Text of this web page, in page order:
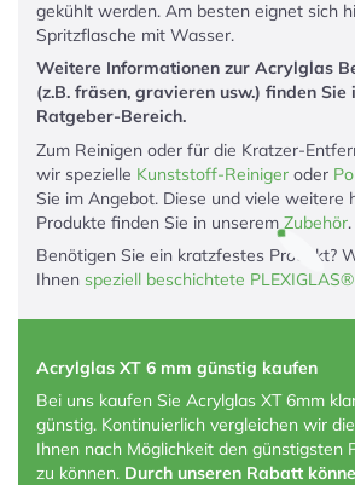
gekühlt werden. Am besten eignet sich
Spritzflasche mit Wasser.
Weitere Informationen zur Acrylglas
(z.B. fräsen, gravieren usw.) finden Sie
Ratgeber-Bereich.
Zum Reinigen oder für die Kratzer-
wir spezielle Kunststoff-Reiniger oder
Sie im Angebot. Diese und viele weitere
Produkte finden Sie in unserem Zubehör.
Benötigen Sie ein kratzfestes Produkt?
Ihnen speziell beschichtete
Acrylglas XT 6 mm günstig kaufen
Bei uns kaufen Sie Acrylglas XT 6mm
günstig. Kontinuierlich vergleichen wir
Ihnen nach Möglichkeit den günstigsten
zu können. Durch unseren Rabatt